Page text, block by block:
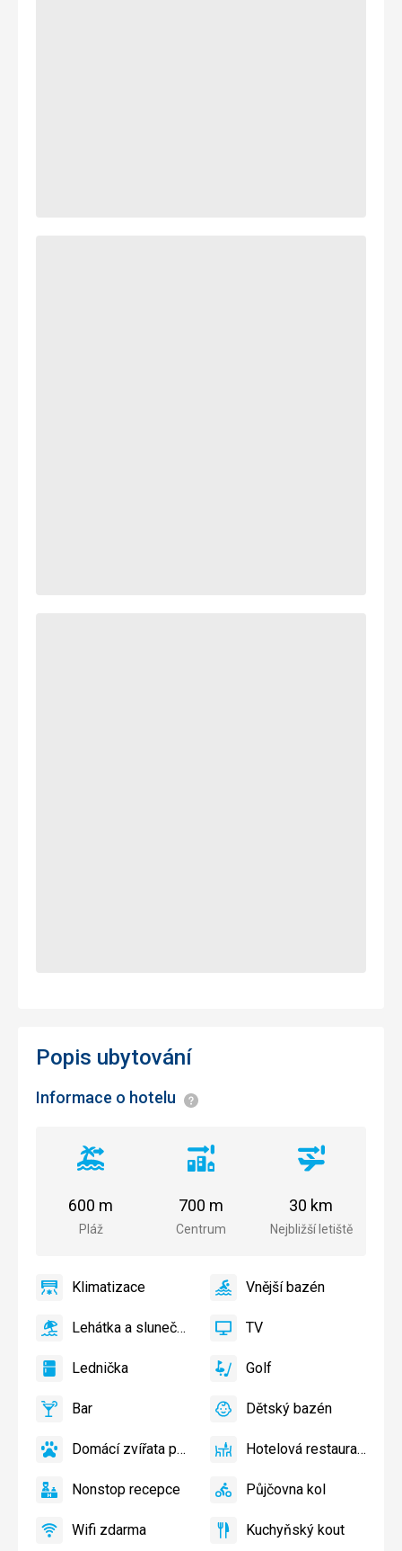
Popis ubytování
Informace o hotelu Informace
Vzdálenost
pláže
Pláž
600 m
Vzdálenost
centra
Centrum
700 m
Vzdálenost
letiště
Nejbližší letiště
30 km
Klimatizace
Klimatizace
ano
VnějšíVnější bazén
ano
Lehátka
slunečníky
bazénu
Lehátka
a
slunečníky
na
zdarma
Lehátka a slunečníky u bazénu zdarma
ano TV TV
ano
LedničkaLednička
ano Golf Golf
ano
Bar Bar
ano
DětskýDětský bazén
ano
Domácí
povolena
Domácí zvířata povolena
ano
HotelováHotelová restaurace
ano
NonstopNonstop recepce
ano
PůjčovnaPůjčovna kol
ano
Wifi
Wifi zdarma
ano
Kuchyňský
Kuchyňský kout
ano